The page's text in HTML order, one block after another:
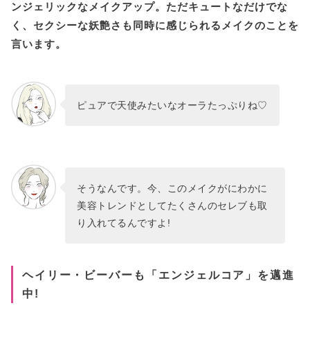
ンジェリックなメイクアップ。ただキュートなだけでな
く、セクシーな妖艶さも同時に感じられるメイクのことを
言います。
ピュアで天使みたいなオーラたっぷりね♡
そうなんです。今、このメイクがにわかに
美容トレンドとしてたくさんのセレブも取
り入れてるんですよ!
ヘイリー・ビーバーも「エンジェルコア」を邁進
中!